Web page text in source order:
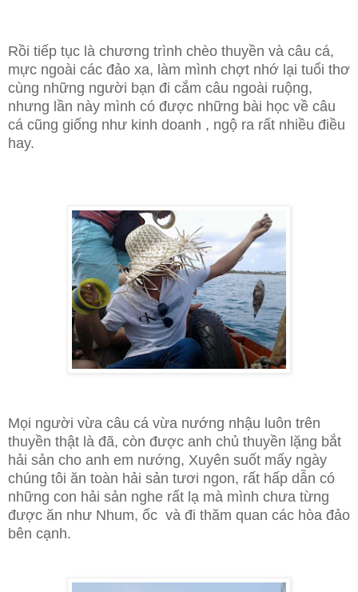
Rồi tiếp tục là chương trình chèo thuyền và câu cá,
mực ngoài các đảo xa, làm mình chợt nhớ lại tuổi thơ
cùng những người bạn đi cắm câu ngoài ruộng,
nhưng lần này mình có được những bài học về câu
cá cũng giống như kinh doanh , ngộ ra rất nhiều điều
hay.
Mọi người vừa câu cá vừa nướng nhậu luôn trên
thuyền thật là đã, còn được anh chủ thuyền lặng bắt
hải sản cho anh em nướng, Xuyên suốt mấy ngày
chúng tôi ăn toàn hải sản tươi ngon, rất hấp dẫn có
những con hải sản nghe rất lạ mà mình chưa từng
được ăn như Nhum, ốc và đi thăm quan các hòa đảo
bên cạnh.